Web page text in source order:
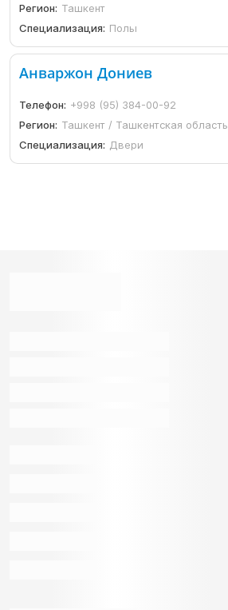
Регион: Ташкент
Специализация: Полы
Анваржон Дониев
Телефон: +998 (95) 384-00-92
Регион: Ташкент / Ташкентская область
Специализация: Двери